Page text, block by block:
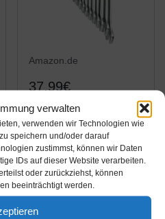
verwalten
verwenden wir Technologien wie
speichern und/oder darauf
zustimmst, können wir Daten
IDs auf dieser Website verarbeiten.
oder zurückziehst, können
beeinträchtigt werden.
Amazon.de
37,99€
Proxxon 23821 Slim
Line Ring-
Maulschlüsselsatz, 15-
teilig, 6 - 21 mm
Amazon / Ebay
Produkt ansehen*